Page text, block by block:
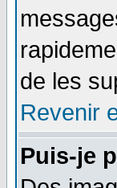
de les
Revenir
Puis-je